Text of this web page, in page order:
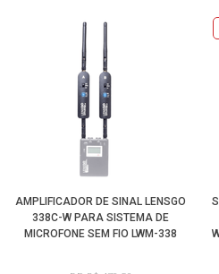
C e Lightning.
Monitore seu áudio em campo
ouvido de alta potência do
com controle de nível integrado,
microfone narrador, como um
terceira faixa de áudio.
Opções Versáteis de
de Gravação
Baterias Internas Recarregáveis
AMPLIFICADOR DE SINAL LENSGO
338C-W PARA SISTEMA DE
MICROFONE SEM FIO LWM-338